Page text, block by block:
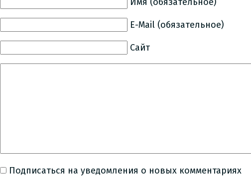
E-Mail (обязательное)
Сайт
Подписаться на уведомления о новых комментариях